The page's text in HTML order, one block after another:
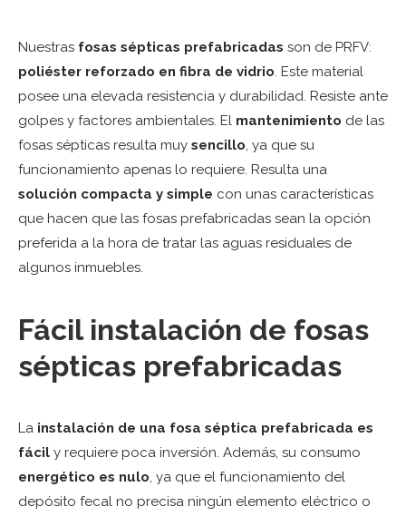
Nuestras fosas sépticas prefabricadas son de PRFV:
poliéster reforzado en fibra de vidrio. Este material
posee una elevada resistencia y durabilidad. Resiste ante
golpes y factores ambientales. El mantenimiento de las
fosas sépticas resulta muy sencillo, ya que su
funcionamiento apenas lo requiere. Resulta una
solución compacta y simple con unas características
que hacen que las fosas prefabricadas sean la opción
preferida a la hora de tratar las aguas residuales de
algunos inmuebles.
Fácil instalación de fosas
sépticas prefabricadas
La instalación de una fosa séptica prefabricada es
fácil y requiere poca inversión. Además, su consumo
energético es nulo, ya que el funcionamiento del
depósito fecal no precisa ningún elemento eléctrico o